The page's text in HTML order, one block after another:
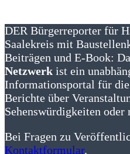
DER Bürgerreporter für
Saalekreis mit
Beiträgen und E-Book:
Netzwerk ist ein
Informationsportal für
Berichte über
Sehenswürdigkeiten
Bei Fragen zu
Kontaktformular.